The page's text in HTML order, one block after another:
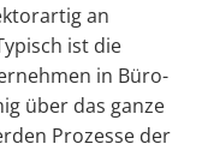
an
ist die
in Büro-
über das ganze
Prozesse der